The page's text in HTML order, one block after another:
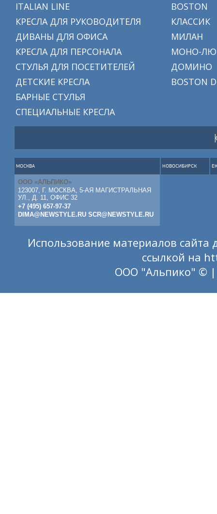
ITALIAN LINE
КРЕСЛА ДЛЯ РУКОВОДИТЕЛЯ
ДИВАНЫ ДЛЯ ОФИСА
КРЕСЛА ДЛЯ ПЕРСОНАЛА
СТУЛЬЯ ДЛЯ ПОСЕТИТЕЛЕЙ
ДЕТСКИЕ КРЕСЛА
БАРНЫЕ СТУЛЬЯ
СПЕЦИАЛЬНЫЕ КРЕСЛА
BOSTON
КЛАССИК
МИЛАН
МОНО-
ДОМИНО
BOSTON
МОСКВА
ООО «АЛЬПИКО»
123007, Г. МОСКВА, 5-АЯ МАГИСТРАЛЬНАЯ
УЛ., Д. 11, ОФИС 32
+7 (495) 657-97-37
DIMA@NEWSTYLE.RU SCR@NEWSTYLE.RU
НОВОСИБИРСК
Использование материалов сайта
ссылкой на
ООО "Альпико" © |